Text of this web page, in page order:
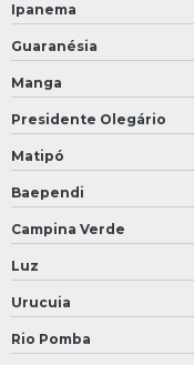
Ipanema
Guaranésia
Manga
Presidente Olegário
Matipó
Baependi
Campina Verde
Luz
Urucuia
Rio Pomba